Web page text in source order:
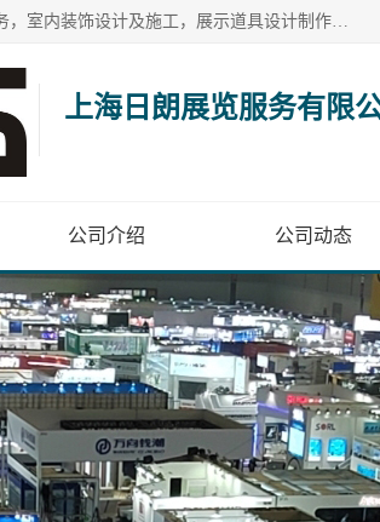
上海日朗展览服务有限公司位于上海市青浦区白鹤镇，营业范围有展览展示会务服务，室内装饰设计及施工，展示道具设计制作，舞台设计，图文设计，灯箱制作，园林绿化工程，广告装潢材料，建筑材料，办公用品，工艺礼品日用百货销售。
上海日朗展览服务有限
公司介绍 公司动态